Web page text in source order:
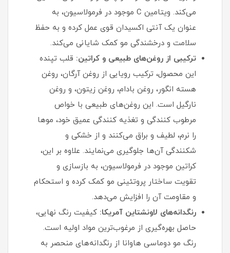
می‌کند. ویتامین C موجود در فرمولاسیون، به
عنوان یک آنتی‌ اکسیدان قوی عمل کرده و به حفظ
سلامت و درخشندگی مو کمک شایانی می‌کند.
ترکیبی از روغن‌های طبیعی و کراتین: قلب تپنده
این محصول، ترکیب رویایی از روغن آرگان، روغن
هسته انگور، روغن بادام، روغن زیتون، و روغن
نارگیل است. این روغن‌های طبیعی با خواص
مرطوب‌ کنندگی و تغذیه‌ کنندگی عمیق خود، موها
را نرم، لطیف و براق می‌کنند و از خشکی و
شکنندگی آن‌ها جلوگیری می‌نمایند. علاوه بر این،
کراتین موجود در فرمولاسیون، به بازسازی و
تقویت ساختار پروتئینی مو کمک کرده و استحکام
و مقاومت آن را افزایش می‌دهد.
رنگدانه‌های لاونشتاین آمریکا: کیفیت رنگ نهایی،
حاصل بهره‌گیری از مرغوب‌ترین مواد اولیه است.
رنگ مو دوماسی هاوانا از رنگدانه‌های منحصر به